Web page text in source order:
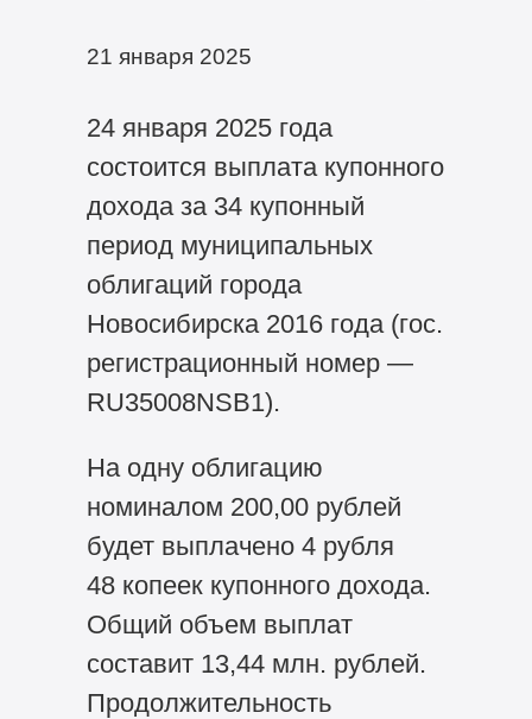
21 января 2025
24 января 2025 года
состоится выплата купонного
дохода за 34 купонный
период муниципальных
облигаций города
Новосибирска 2016 года (гос.
регистрационный номер —
RU35008NSB1).
На одну облигацию
номиналом 200,00 рублей
будет выплачено 4 рубля
48 копеек купонного дохода.
Общий объем выплат
составит 13,44 млн. рублей.
Продолжительность